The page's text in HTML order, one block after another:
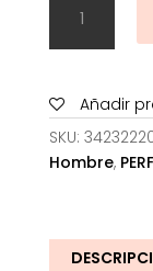
Rodríguez
For
Bleu
Noir
Eau
Añadir
SKU:
Hombre,